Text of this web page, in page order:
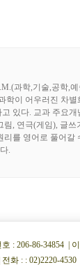
과학,기술,공학,
학이 어우러진 차
있다. 교과 주요
림, 연극(게임), 글
리를 영어로 풀어갈
.
206-86-34854 | 이
화 : : 02)2220-